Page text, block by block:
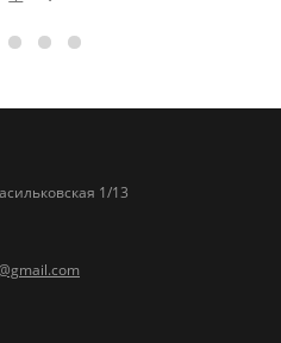
1/13